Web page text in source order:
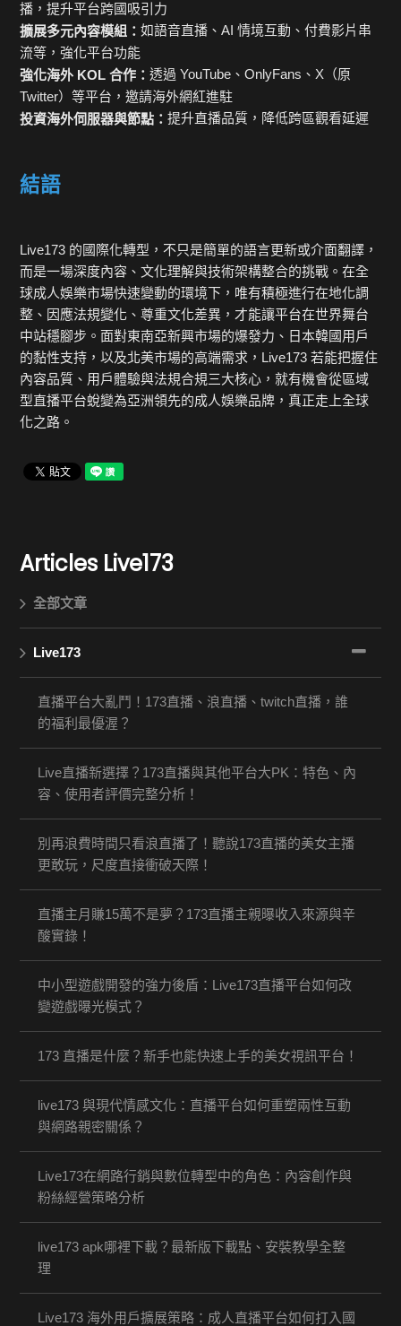
播，提升平台跨國吸引力
擴展多元內容模組：如語音直播、AI 情境互動、付費影片串
流等，強化平台功能
強化海外 KOL 合作：透過 YouTube、OnlyFans、X（原
Twitter）等平台，邀請海外網紅進駐
投資海外伺服器與節點：提升直播品質，降低跨區觀看延遲
結語
Live173 的國際化轉型，不只是簡單的語言更新或介面翻譯，
而是一場深度內容、文化理解與技術架構整合的挑戰。在全
球成人娛樂市場快速變動的環境下，唯有積極進行在地化調
整、因應法規變化、尊重文化差異，才能讓平台在世界舞台
中站穩腳步。面對東南亞新興市場的爆發力、日本韓國用戶
的黏性支持，以及北美市場的高端需求，Live173 若能把握住
內容品質、用戶體驗與法規合規三大核心，就有機會從區域
型直播平台蛻變為亞洲領先的成人娛樂品牌，真正走上全球
化之路。
Articles Live173
全部文章
Live173
直播平台大亂鬥！173直播、浪直播、twitch直播，誰
的福利最優渥？
Live直播新選擇？173直播與其他平台大PK：特色、內
容、使用者評價完整分析！
別再浪費時間只看浪直播了！聽說173直播的美女主播
更敢玩，尺度直接衝破天際！
直播主月賺15萬不是夢？173直播主親曝收入來源與辛
酸實錄！
中小型遊戲開發的強力後盾：Live173直播平台如何改
變遊戲曝光模式？
173 直播是什麼？新手也能快速上手的美女視訊平台！
live173 與現代情感文化：直播平台如何重塑兩性互動
與網路親密關係？
Live173在網路行銷與數位轉型中的角色：內容創作與
粉絲經營策略分析
live173 apk哪裡下載？最新版下載點、安裝教學全整
理
Live173 海外用戶擴展策略：成人直播平台如何打入國